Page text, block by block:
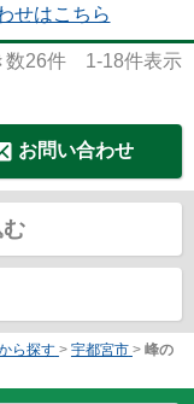
せはこちら
数26件 1-18件表示
お問い合わせ
ら探す > 宇都宮市 > 峰の